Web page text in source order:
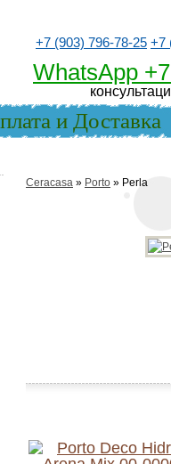
+7 (903) 796-78-25 +7
WhatsApp
и Доставка
Ceracasa » Porto » Perla